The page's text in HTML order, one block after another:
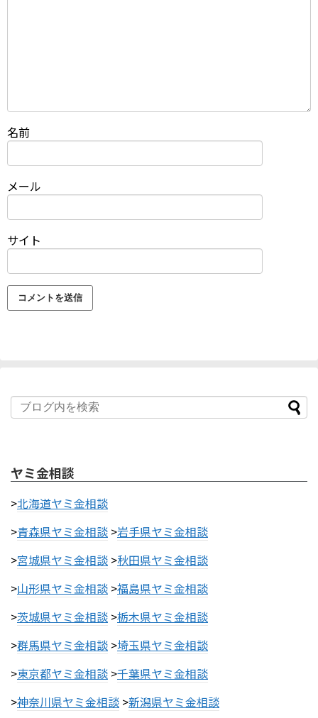
名前
メール
サイト
ヤミ金相談
>北海道ヤミ金相談
>青森県ヤミ金相談 >岩手県ヤミ金相談
>宮城県ヤミ金相談 >秋田県ヤミ金相談
>山形県ヤミ金相談 >福島県ヤミ金相談
>茨城県ヤミ金相談 >栃木県ヤミ金相談
>群馬県ヤミ金相談 >埼玉県ヤミ金相談
>東京都ヤミ金相談 >千葉県ヤミ金相談
>神奈川県ヤミ金相談 >新潟県ヤミ金相談